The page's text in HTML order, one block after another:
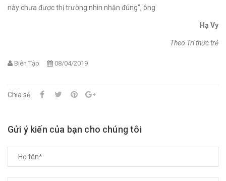
này chưa được thị trường nhìn nhận đúng”, ông
Hạ Vy
Theo Trí thức trẻ
Biên Tập 08/04/2019
Chia sẻ:
Gửi ý kiến của bạn cho chúng tôi